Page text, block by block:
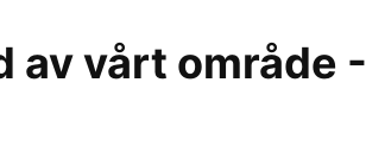
av vårt område -